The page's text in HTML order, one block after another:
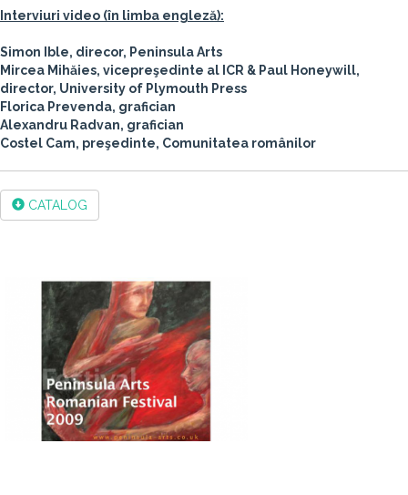
Interviuri video (în limba engleză):
Simon Ible, direcor, Peninsula Arts
Mircea Mihăies, vicepreşedinte al ICR & Paul Honeywill,
director, University of Plymouth Press
Florica Prevenda, grafician
Alexandru Radvan, grafician
Costel Cam, preşedinte, Comunitatea românilor
CATALOG